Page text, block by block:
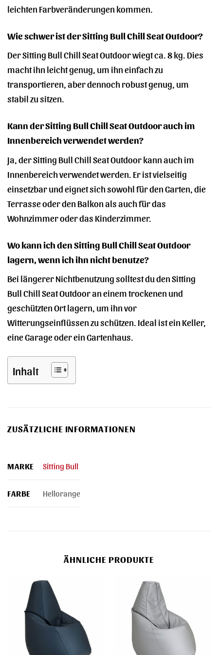
leichten Farbveränderungen kommen.
Wie schwer ist der Sitting Bull Chill Seat Outdoor?
Der Sitting Bull Chill Seat Outdoor wiegt ca. 8 kg. Dies
macht ihn leicht genug, um ihn einfach zu
transportieren, aber dennoch robust genug, um
stabil zu sitzen.
Kann der Sitting Bull Chill Seat Outdoor auch im
Innenbereich verwendet werden?
Ja, der Sitting Bull Chill Seat Outdoor kann auch im
Innenbereich verwendet werden. Er ist vielseitig
einsetzbar und eignet sich sowohl für den Garten, die
Terrasse oder den Balkon als auch für das
Wohnzimmer oder das Kinderzimmer.
Wo kann ich den Sitting Bull Chill Seat Outdoor
lagern, wenn ich ihn nicht benutze?
Bei längerer Nichtbenutzung solltest du den Sitting
Bull Chill Seat Outdoor an einem trockenen und
geschützten Ort lagern, um ihn vor
Witterungseinflüssen zu schützen. Ideal ist ein Keller,
eine Garage oder ein Gartenhaus.
Inhalt
ZUSÄTZLICHE INFORMATIONEN
MARKE Sitting Bull
FARBE Hellorange
ÄHNLICHE PRODUKTE